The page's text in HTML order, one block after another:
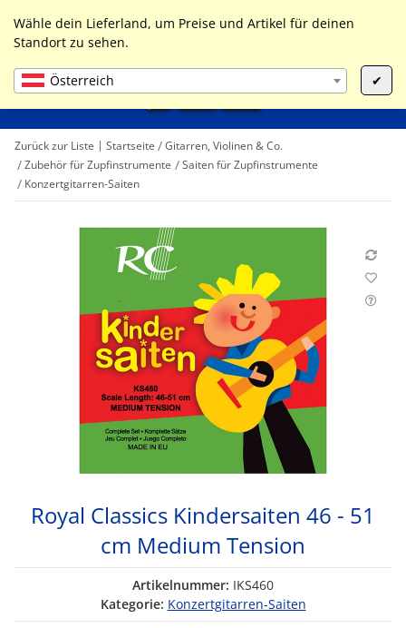
Wähle dein Lieferland, um Preise und Artikel für deinen
Standort zu sehen.
Österreich ✔
Liste ist leer
Zurück zur Liste Startseite
Gitarren, Violinen & Co.
Zubehör für Zupfinstrumente
Saiten für Zupfinstrumente
Konzertgitarren-Saiten
Royal Classics Kindersaiten 46 - 51
cm Medium Tension
Artikelnummer: IKS460
Kategorie: Konzertgitarren-Saiten